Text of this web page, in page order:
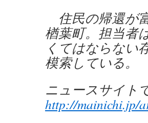
住民の帰還が
楢葉町。担当者
くてはならない
模索している。
ニュースサイト
http://mainichi.jp/